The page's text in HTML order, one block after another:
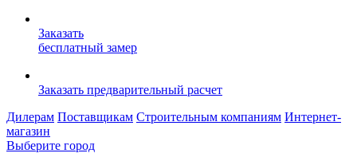
Заказать
бесплатный замер
Заказать предварительный расчет
Дилерам Поставщикам Строительным компаниям Интернет-
магазин
Выберите город